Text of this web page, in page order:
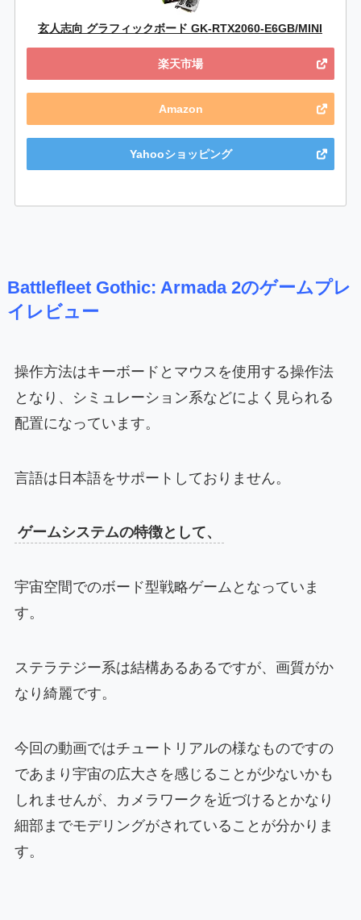
玄人志向 グラフィックボード GK-RTX2060-E6GB/MINI
楽天市場
Amazon
Yahooショッピング
Battlefleet Gothic: Armada 2のゲームプレ
イレビュー
操作方法はキーボードとマウスを使用する操作法
となり、シミュレーション系などによく見られる
配置になっています。
言語は日本語をサポートしておりません。
ゲームシステムの特徴として、
宇宙空間でのボード型戦略ゲームとなっていま
す。
ステラテジー系は結構あるあるですが、画質がか
なり綺麗です。
今回の動画ではチュートリアルの様なものですの
であまり宇宙の広大さを感じることが少ないかも
しれませんが、カメラワークを近づけるとかなり
細部までモデリングがされていることが分かりま
す。